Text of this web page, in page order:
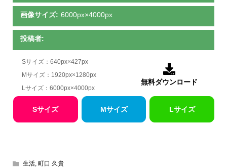
画像サイズ: 6000px×4000px
投稿者:
Sサイズ：640px×427px
Mサイズ：1920px×1280px
Lサイズ：6000px×4000px

無料ダウンロード
Sサイズ Mサイズ Lサイズ
生活, 町口 久貴